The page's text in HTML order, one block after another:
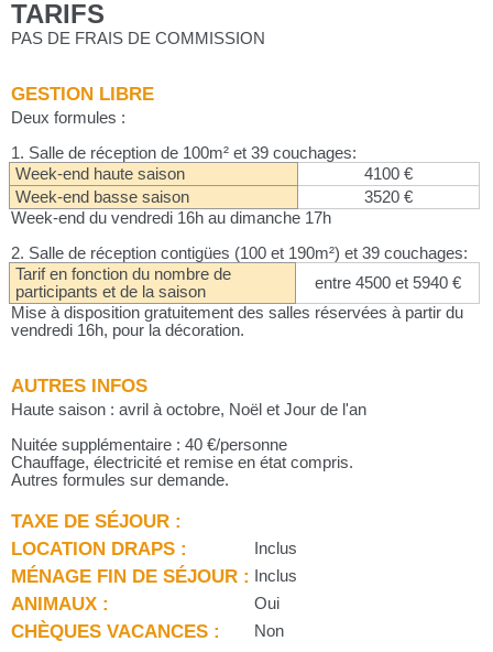
TARIFS
PAS DE FRAIS DE COMMISSION
GESTION LIBRE
Deux formules :
1. Salle de réception de 100m² et 39 couchages:
Week-end haute saison
4100 €
Week-end basse saison
3520 €
Week-end du vendredi 16h au dimanche 17h
2. Salle de réception contigües (100 et 190m²) et 39 couchages:
Tarif en fonction du nombre de
participants et de la saison
entre 4500 et 5940 €
Mise à disposition gratuitement des salles réservées à partir du
vendredi 16h, pour la décoration.
AUTRES INFOS
Haute saison : avril à octobre, Noël et Jour de l'an
Nuitée supplémentaire : 40 €/personne
Chauffage, électricité et remise en état compris.
Autres formules sur demande.
TAXE DE SÉJOUR :
LOCATION DRAPS :
Inclus
MÉNAGE FIN DE SÉJOUR : Inclus
ANIMAUX : Oui
CHÈQUES VACANCES : Non